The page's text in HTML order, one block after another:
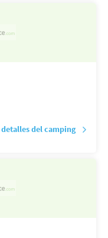
del camping